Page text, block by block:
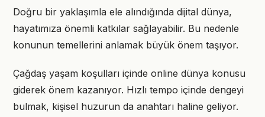
Doğru bir yaklaşımla ele alındığında dijital dünya,
hayatımıza önemli katkılar sağlayabilir. Bu nedenle
konunun temellerini anlamak büyük önem taşıyor.
Çağdaş yaşam koşulları içinde online dünya konusu
giderek önem kazanıyor. Hızlı tempo içinde dengeyi
bulmak, kişisel huzurun da anahtarı haline geliyor.